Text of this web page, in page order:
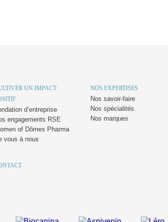
UN IMPACT
d’entreprise
engagements RSE
of Dômes Pharma
vous à nous
NOS EXPERTISES
Nos savoir-faire
Nos spécialités
Nos marques